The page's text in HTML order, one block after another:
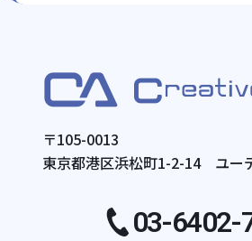
〒105-0013
東京都港区浜松町1-2-14 ユー
03-6402-